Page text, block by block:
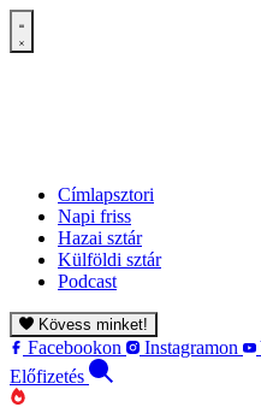
Címlapsztori
Napi friss
Hazai sztár
Külföldi sztár
Podcast
Kövess minket!
Facebookon Instagramon
Előfizetés